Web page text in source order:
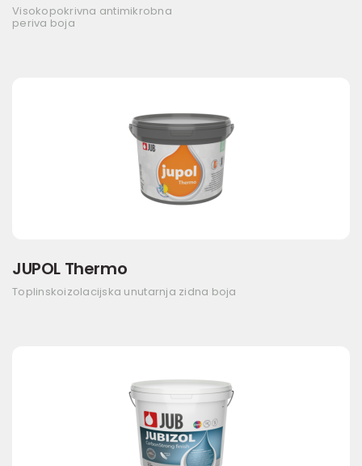
Visokopokrivna antimikrobna
periva boja
JUPOL Thermo
Toplinskoizolacijska unutarnja zidna boja